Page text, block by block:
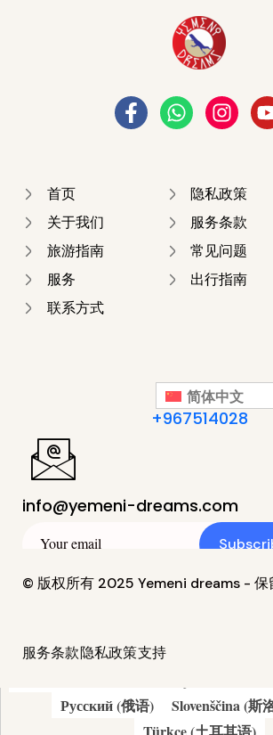
首页
关于我们
旅游指南
服务
联系方式
隐私政策
服务条款
常见问题
出行指南
简体中文
+967514028
info@yemeni-dreams.com
© 版权所有 2025 Yemeni dreams - 保
服务条款隐私政策支持
简体中文 繁體中文
Русский(俄语) Slovenščina(斯